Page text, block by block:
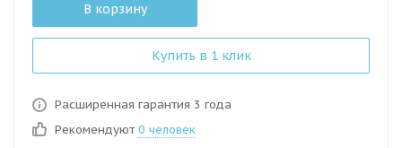
В корзину
Купить в 1 клик
Расширенная гарантия 3 года
Рекомендуют 0 человек